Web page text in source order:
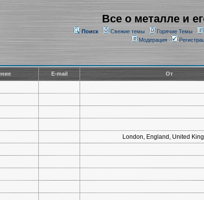
Все о металле и
Поиск Свежие темы Горячие Темы
Модерация
E-mail От
London, England, United